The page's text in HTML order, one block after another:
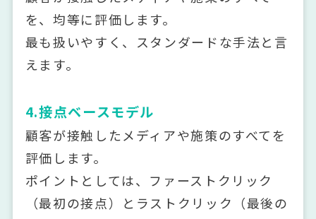
を、均等に評価します。
最も扱いやすく、スタンダードな手法と言
えます。
4.接点ベースモデル
顧客が接触したメディアや施策のすべてを
評価します。
ポイントとしては、ファーストクリック
（最初の接点）とラストクリック（最後の